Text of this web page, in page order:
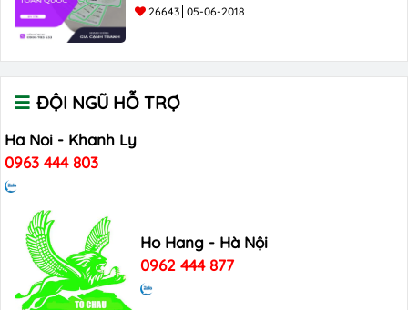
26643 05-06-2018
ĐỘI NGŨ HỖ TRỢ
Ha Noi - Khanh Ly
0963 444 803
Ho Hang - Hà Nội
0962 444 877